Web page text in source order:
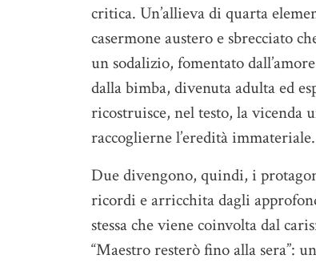
critica. Un’allieva di quarta
casermone austero e sbrecciato
un sodalizio, fomentato
dalla bimba, divenuta adulta ed
ricostruisce, nel testo, la vicenda
raccoglierne l’eredità immateriale.
Due divengono, quindi, i
ricordi e arricchita dagli
stessa che viene coinvolta dal
“Maestro resterò fino alla sera”: